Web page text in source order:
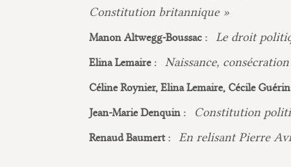
Constitution britannique »
Manon Altwegg-Boussac : Le droit
Elina Lemaire : Naissance,
Céline Roynier, Elina Lemaire, Cécile
Jean-Marie Denquin : Constitution
Renaud Baumert : En relisant Pierre